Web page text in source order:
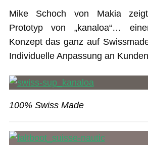
Mike Schoch von Makia
Prototyp von „kanaloa“…
Konzept das ganz auf
Individuelle Anpassung an
100% Swiss Made